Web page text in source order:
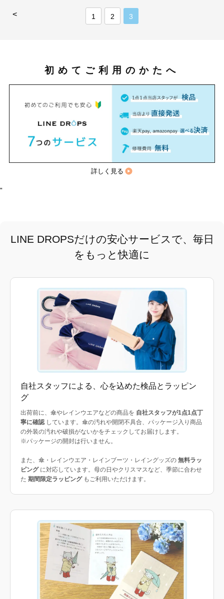
< 1 2 3
初めてご利用のかたへ
詳しく見る
"
LINE DROPSだけの安心サービスで、毎日
をもっと快適に
自社スタッフによる、心を込めた検品とラッピン
グ
出荷前に、傘やレインウエアなどの商品を 自社スタッフが1点1点丁
寧に確認しています。傘の汚れや開閉不具合、パッケージ入り商品
の外装の汚れや破損がないかをチェックしてお届けします。
※パッケージの開封は行いません。
また、傘・レインウエア・レインブーツ・レイングッズの 無料ラッ
ピングに対応しています。母の日やクリスマスなど、季節に合わせ
た 期間限定ラッピングもご利用いただけます。